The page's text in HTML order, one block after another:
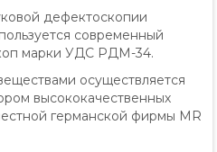
дефектоскопии
современный
марки УДС РДМ-34.
осуществляется
высококачественных
германской фирмы MR